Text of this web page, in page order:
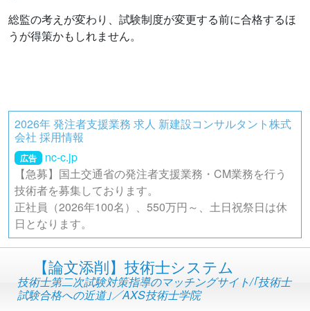
総監の考えが変わり、試験制度が変更する前に合格するほ
うが得策かもしれません。
2026年 発注者支援業務 求人 新建設コンサルタント株式
会社 採用情報
広告
nc-c.jp
【急募】国土交通省の発注者支援業務・CM業務を行う
技術者を募集しております。
正社員（2026年100名）、550万円～、土日祝祭日は休
日となります。
【論文添削】技術士システム
技術士第二次試験対策指導のマッチングサイト/｢技術士
試験合格への近道｣／AXS技術士学院